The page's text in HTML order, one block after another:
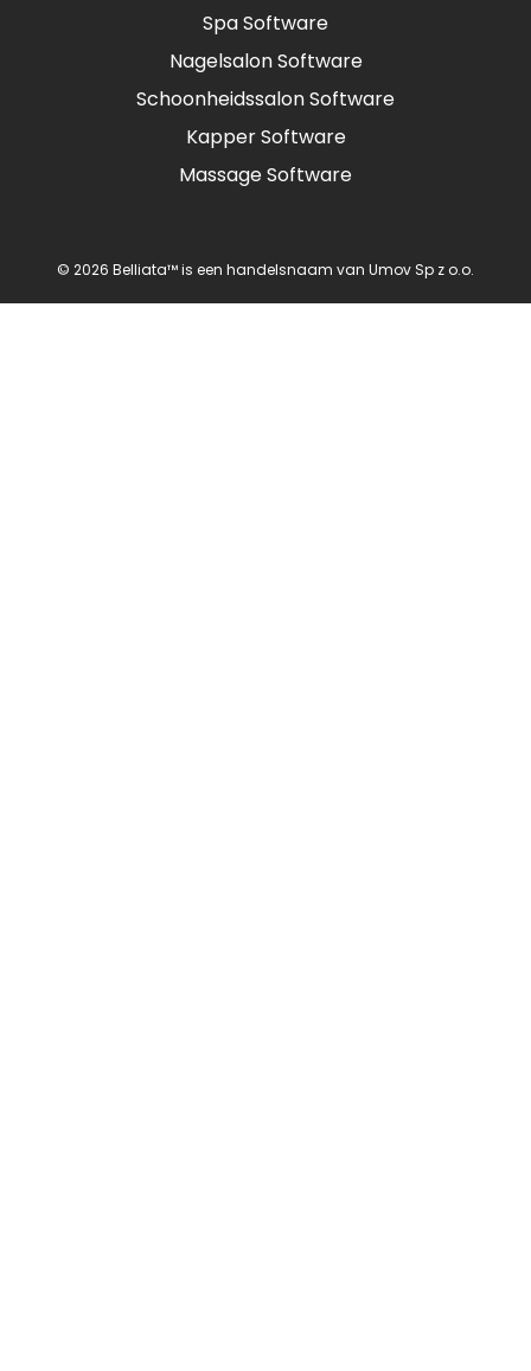
Spa Software
Nagelsalon Software
Schoonheidssalon Software
Kapper Software
Massage Software
© 2026 Belliata™ is een handelsnaam van Umov Sp z o.o.